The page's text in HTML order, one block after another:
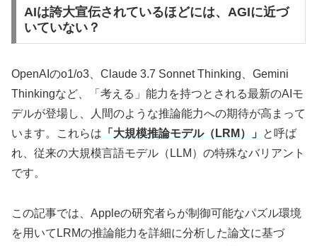
AIは誇大宣伝されているほどには、AGIに近づ
いていない？
OpenAIのo1/o3、Claude 3.7 Sonnet Thinking、Gemini
Thinkingなど、「考える」能力を持つとされる最新のAIモ
デルが登場し、人間のような推論能力への期待が高まって
います。これらは 「大規模推論モデル（LRM）」 と呼ば
れ、従来の大規模言語モデル（LLM）の特殊なバリアント
です。
この記事では、Appleの研究者らが制御可能なパズル環境
を用いてLRMの推論能力を詳細に分析した論文に基づ